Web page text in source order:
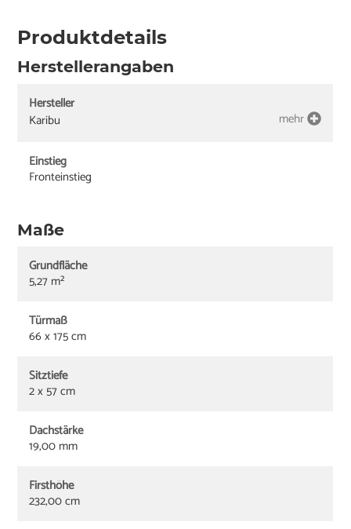
Produktdetails
Herstellerangaben
Hersteller
Karibu
mehr
Einstieg
Fronteinstieg
Maße
Grundfläche
5,27 m²
Türmaß
66 x 175 cm
Sitztiefe
2 x 57 cm
Dachstärke
19,00 mm
Firsthöhe
232,00 cm